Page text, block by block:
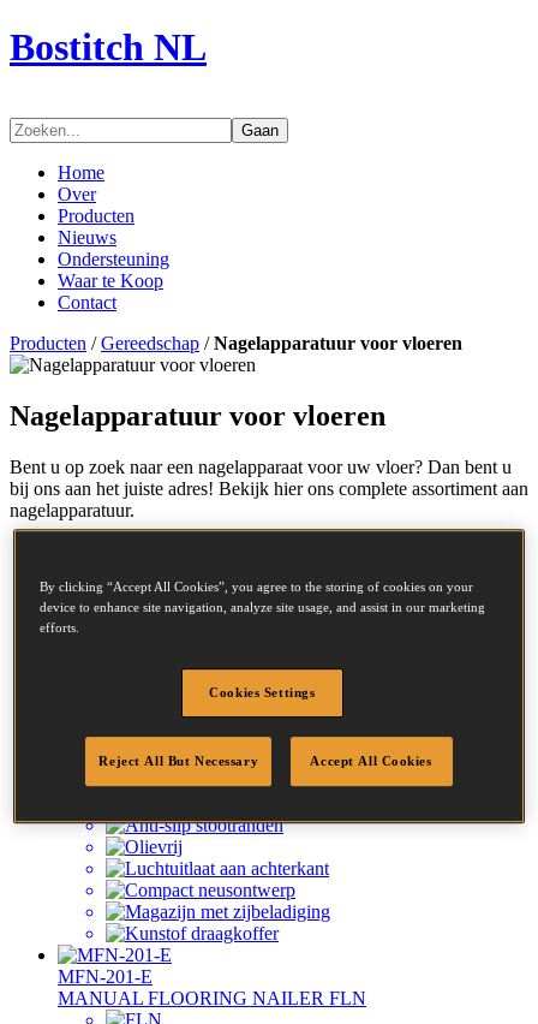
Bostitch NL
Gaan
Home
Over
Producten
Nieuws
Ondersteuning
Waar te Koop
Contact
Producten /Gereedschap /Nagelapparatuur voor vloeren
Nagelapparatuur voor vloeren
Bent u op zoek naar een nagelapparaat voor uw vloer? Dan bent u
bij ons aan het juiste adres! Bekijk hier ons complete assortiment aan
nagelapparatuur.
KIT BRAD NAILER-CT/ST 55MM MAX
15 - 55mm
MFN-201-E
MANUAL FLOORING NAILER FLN
By clicking “Accept All Cookies”, you agree to the storing of cookies on your
device to enhance site navigation, analyze site usage, and assist in our marketing
efforts.
Cookies Settings
Reject All But Necessary Accept All Cookies